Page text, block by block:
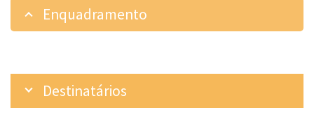
Enquadramento
Destinatários